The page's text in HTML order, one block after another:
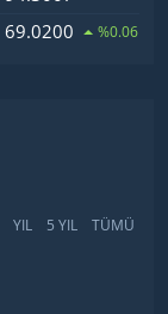
69.0200 %0.06
YIL 5 YIL TÜMÜ